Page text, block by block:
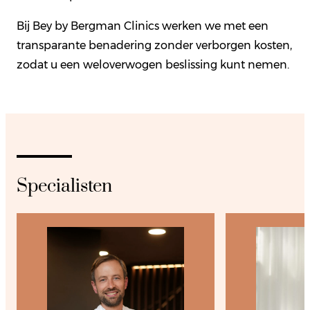
Bij Bey by Bergman Clinics werken we met een
transparante benadering zonder verborgen kosten,
zodat u een weloverwogen beslissing kunt nemen.
Specialisten